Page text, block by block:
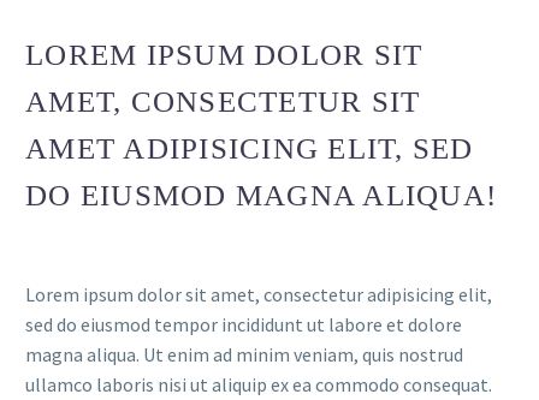
LOREM IPSUM DOLOR SIT
AMET, CONSECTETUR SIT
AMET ADIPISICING ELIT, SED
DO EIUSMOD MAGNA ALIQUA!
Lorem ipsum dolor sit amet, consectetur adipisicing elit,
sed do eiusmod tempor incididunt ut labore et dolore
magna aliqua. Ut enim ad minim veniam, quis nostrud
ullamco laboris nisi ut aliquip ex ea commodo consequat.